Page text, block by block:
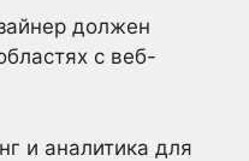
должен
с веб-
и аналитика для